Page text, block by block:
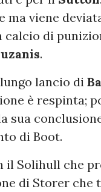
ma viene
calcio di
.
lancio di
è respinta;
sua
di Boot.
il Solihull che
di Storer che